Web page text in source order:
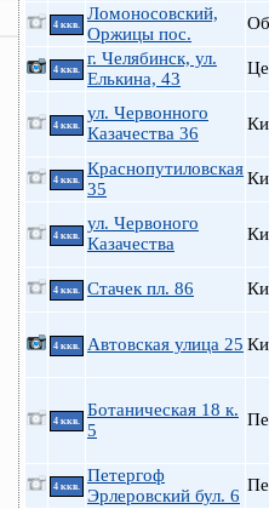
4 ккв.
Ломоносовский,
Оржицы пос.
4 ккв.
г. Челябинск, ул.
Елькина, 43
4 ккв.
ул. Червонного
Казачества 36
4 ккв.
Краснопутиловская
35
4 ккв.
ул. Червоного
Казачества
4 ккв. Стачек пл. 86
4 ккв. Автовская улица 25
4 ккв.
Ботаническая 18 к.
5
4 ккв.
Петергоф
Эрлеровский бул. 6